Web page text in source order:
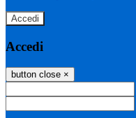
Accedi
Accedi
button close ×